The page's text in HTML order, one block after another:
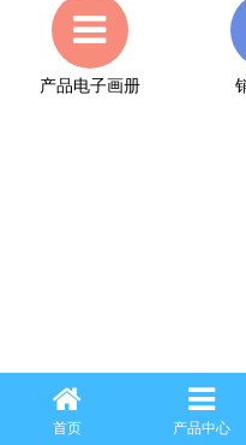
产品电子画册
首页 产品中心